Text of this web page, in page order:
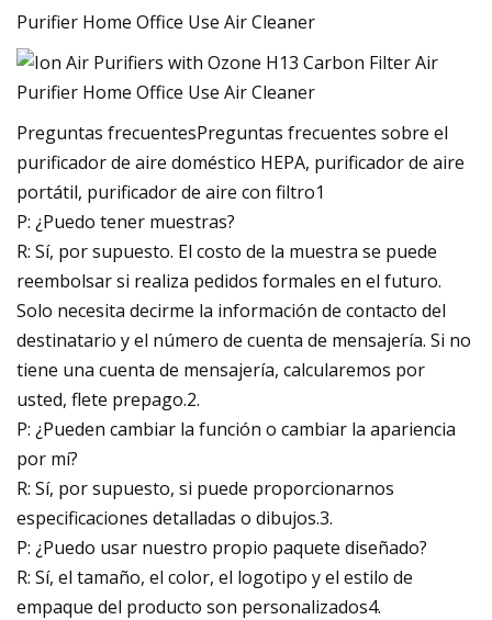
Preguntas frecuentesPreguntas frecuentes sobre el
purificador de aire doméstico HEPA, purificador de aire
portátil, purificador de aire con filtro1
P: ¿Puedo tener muestras?
R: Sí, por supuesto. El costo de la muestra se puede
reembolsar si realiza pedidos formales en el futuro.
Solo necesita decirme la información de contacto del
destinatario y el número de cuenta de mensajería. Si no
tiene una cuenta de mensajería, calcularemos por
usted, flete prepago.2.
P: ¿Pueden cambiar la función o cambiar la apariencia
por mí?
R: Sí, por supuesto, si puede proporcionarnos
especificaciones detalladas o dibujos.3.
P: ¿Puedo usar nuestro propio paquete diseñado?
R: Sí, el tamaño, el color, el logotipo y el estilo de
empaque del producto son personalizados4.